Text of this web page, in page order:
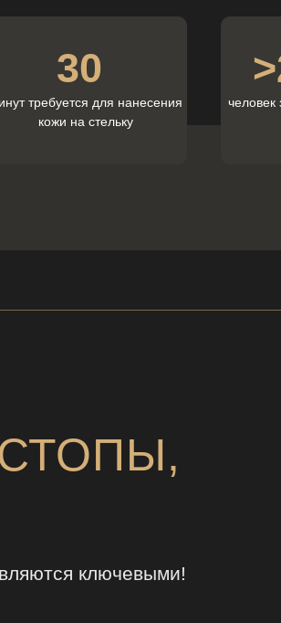
30
требуется для нанесения
кожи на стельку
человек
ключевыми!